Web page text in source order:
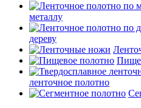
металлу
дереву
ленточное полотно